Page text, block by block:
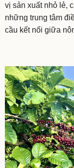
vị sản xuất nhỏ lẻ,
những trung tâm
cầu kết nối giữa